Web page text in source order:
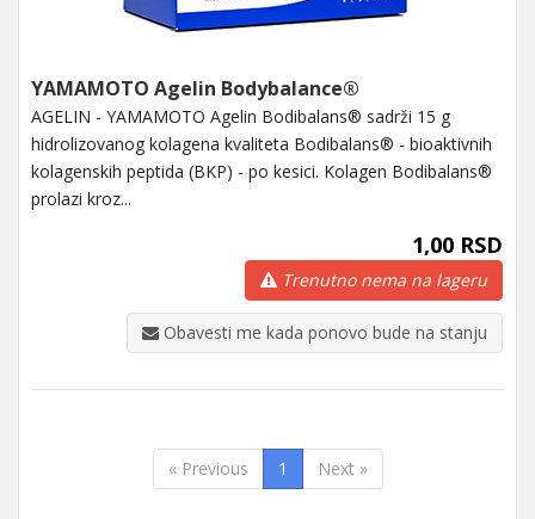
YAMAMOTO Agelin Bodybalance®
AGELIN - YAMAMOTO Agelin Bodibalans® sadrži 15 g
hidrolizovanog kolagena kvaliteta Bodibalans® - bioaktivnih
kolagenskih peptida (BKP) - po kesici. Kolagen Bodibalans®
prolazi kroz...
1,00 RSD
Trenutno nema na lageru
Obavesti me kada ponovo bude na stanju
« Previous 1 Next »